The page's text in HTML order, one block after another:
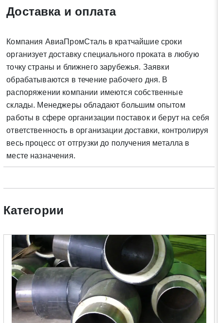
Доставка и оплата
Компания АвиаПромСталь в кратчайшие сроки
организует доставку специального проката в любую
точку страны и ближнего зарубежья. Заявки
обрабатываются в течение рабочего дня. В
распоряжении компании имеются собственные
склады. Менеджеры обладают большим опытом
работы в сфере организации поставок и берут на себя
ответственность в организации доставки, контролируя
весь процесс от отгрузки до получения металла в
месте назначения.
Категории
Отправить заявку
Нажимая на кнопку «Отправить заявку» Вы даете согласие
на обработку своих персональных данных в соответствии со
статьей 9 Федерального закона от 27 июля 2006 г. N 152-ФЗ
«О персональных данных», а также соглашаетесь на
информационную рассылку по средством e-mail или СМС